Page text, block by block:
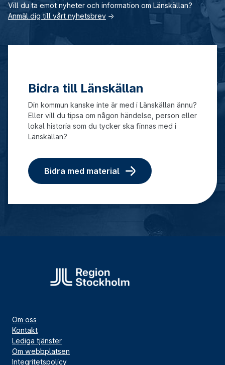
Vill du ta emot nyheter och information om Länskällan?
Anmäl dig till vårt nyhetsbrev →
Bidra till Länskällan
Din kommun kanske inte är med i Länskällan ännu?
Eller vill du tipsa om någon händelse, person eller
lokal historia som du tycker ska finnas med i
Länskällan?
Bidra med material
Om oss
Kontakt
Lediga tjänster
Om webbplatsen
Integritetspolicy